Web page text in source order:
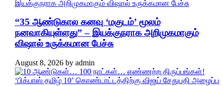
“35 ஆண்டுகால கனவு ‘மகுடம்’ மூலம்
நனவாகியுள்ளது” – இயக்குநராக அறிமுகமாகும்
விஷால் உருக்கமான பேச்சு
August 8, 2026by admin